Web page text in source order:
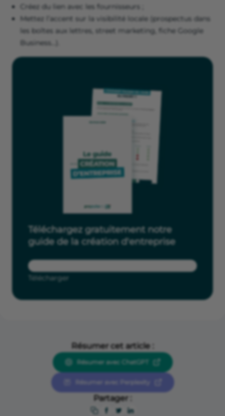
Créez du lien avec les fournisseurs ;
Mettez l’accent sur la visibilité locale (prospectus dans
les boîtes aux lettres, street marketing, fiche Google
Business…).
Téléchargez gratuitement notre
guide de la création d'entreprise
Télécharger
Résumer cet article :
Résumer avec ChatGPT
Résumer avec Perplexity
Partager :